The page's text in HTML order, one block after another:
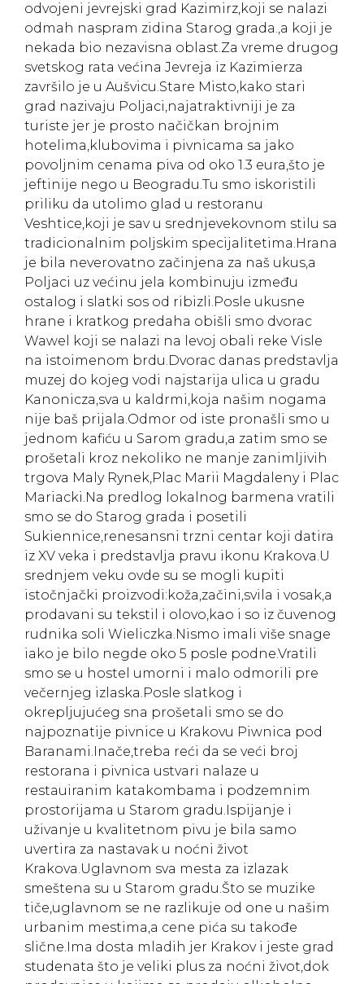
odvojeni jevrejski grad Kazimirz,koji se nalazi
odmah naspram zidina Starog grada.,a koji je
nekada bio nezavisna oblast.Za vreme drugog
svetskog rata većina Jevreja iz Kazimierza
završilo je u Aušvicu.Stare Misto,kako stari
grad nazivaju Poljaci,najatraktivniji je za
turiste jer je prosto načičkan brojnim
hotelima,klubovima i pivnicama sa jako
povoljnim cenama piva od oko 1.3 eura,što je
jeftinije nego u Beogradu.Tu smo iskoristili
priliku da utolimo glad u restoranu
Veshtice,koji je sav u srednjevekovnom stilu sa
tradicionalnim poljskim specijalitetima.Hrana
je bila neverovatno začinjena za naš ukus,a
Poljaci uz većinu jela kombinuju između
ostalog i slatki sos od ribizli.Posle ukusne
hrane i kratkog predaha obišli smo dvorac
Wawel koji se nalazi na levoj obali reke Visle
na istoimenom brdu.Dvorac danas predstavlja
muzej do kojeg vodi najstarija ulica u gradu
Kanonicza,sva u kaldrmi,koja našim nogama
nije baš prijala.Odmor od iste pronašli smo u
jednom kafiću u Sarom gradu,a zatim smo se
prošetali kroz nekoliko ne manje zanimljivih
trgova Maly Rynek,Plac Marii Magdaleny i Plac
Mariacki.Na predlog lokalnog barmena vratili
smo se do Starog grada i posetili
Sukiennice,renesansni trzni centar koji datira
iz XV veka i predstavlja pravu ikonu Krakova.U
srednjem veku ovde su se mogli kupiti
istočnjački proizvodi:koža,začini,svila i vosak,a
prodavani su tekstil i olovo,kao i so iz čuvenog
rudnika soli Wieliczka.Nismo imali više snage
iako je bilo negde oko 5 posle podne.Vratili
smo se u hostel umorni i malo odmorili pre
večernjeg izlaska.Posle slatkog i
okrepljujućeg sna prošetali smo se do
najpoznatije pivnice u Krakovu Piwnica pod
Baranami.Inače,treba reći da se veći broj
restorana i pivnica ustvari nalaze u
restauiranim katakombama i podzemnim
prostorijama u Starom gradu.Ispijanje i
uživanje u kvalitetnom pivu je bila samo
uvertira za nastavak u noćni život
Krakova.Uglavnom sva mesta za izlazak
smeštena su u Starom gradu.Što se muzike
tiče,uglavnom se ne razlikuje od one u našim
urbanim mestima,a cene pića su takođe
slične.Ima dosta mladih jer Krakov i jeste grad
studenata što je veliki plus za noćni život,dok